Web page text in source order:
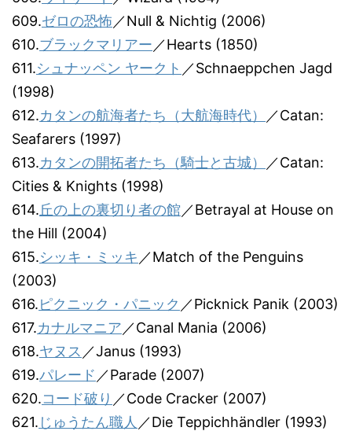
609.ゼロの恐怖 ／Null & Nichtig (2006)
610.ブラックマリアー ／Hearts (1850)
611.シュナッペン ヤークト ／Schnaeppchen Jagd
(1998)
612.カタンの航海者たち（大航海時代）
／Catan:
Seafarers (1997)
613.カタンの開拓者たち（騎士と古城）
／Catan:
Cities & Knights (1998)
614.丘の上の裏切り者の館／Betrayal at House on
the Hill (2004)
615.シッキ・ミッキ ／Match of the Penguins
(2003)
616.ピクニック・パニック ／Picknick Panik (2003)
617.カナルマニア ／Canal Mania (2006)
618.ヤヌス ／Janus (1993)
619.パレード ／Parade (2007)
620.コード破り ／Code Cracker (2007)
621. じゅうたん職人 ／Die Teppichhändler (1993)